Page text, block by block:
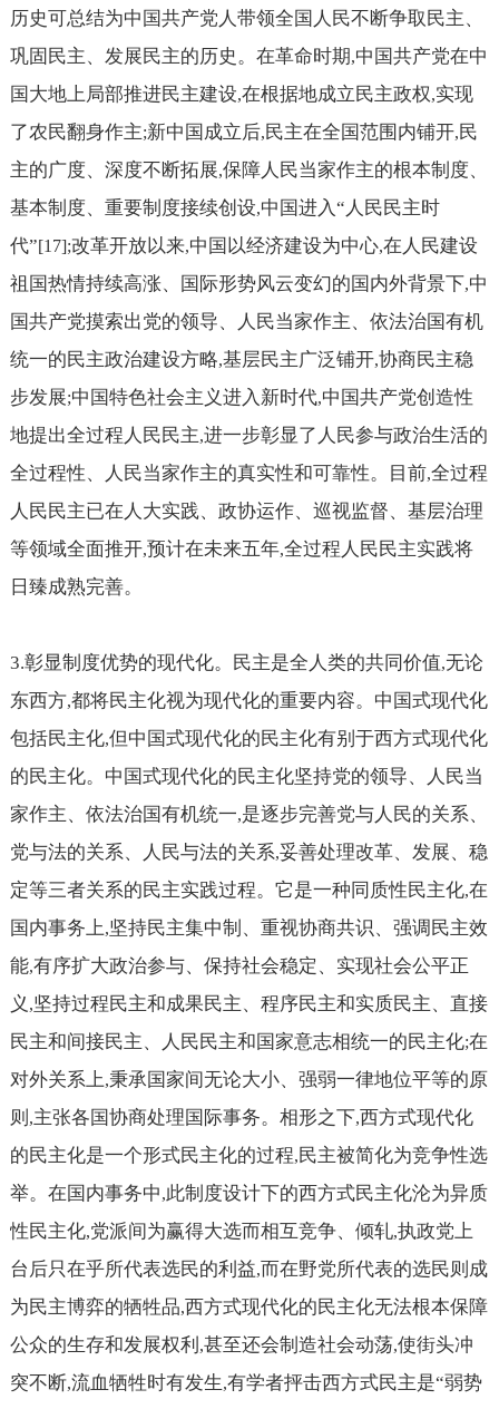
历史可总结为中国共产党人带领全国人民不断争取民主、
巩固民主、发展民主的历史。在革命时期,中国共产党在中
国大地上局部推进民主建设,在根据地成立民主政权,实现
了农民翻身作主;新中国成立后,民主在全国范围内铺开,民
主的广度、深度不断拓展,保障人民当家作主的根本制度、
基本制度、重要制度接续创设,中国进入“人民民主时
代”[17];改革开放以来,中国以经济建设为中心,在人民建设
祖国热情持续高涨、国际形势风云变幻的国内外背景下,中
国共产党摸索出党的领导、人民当家作主、依法治国有机
统一的民主政治建设方略,基层民主广泛铺开,协商民主稳
步发展;中国特色社会主义进入新时代,中国共产党创造性
地提出全过程人民民主,进一步彰显了人民参与政治生活的
全过程性、人民当家作主的真实性和可靠性。目前,全过程
人民民主已在人大实践、政协运作、巡视监督、基层治理
等领域全面推开,预计在未来五年,全过程人民民主实践将
日臻成熟完善。
3.彰显制度优势的现代化。民主是全人类的共同价值,无论
东西方,都将民主化视为现代化的重要内容。中国式现代化
包括民主化,但中国式现代化的民主化有别于西方式现代化
的民主化。中国式现代化的民主化坚持党的领导、人民当
家作主、依法治国有机统一,是逐步完善党与人民的关系、
党与法的关系、人民与法的关系,妥善处理改革、发展、稳
定等三者关系的民主实践过程。它是一种同质性民主化,在
国内事务上,坚持民主集中制、重视协商共识、强调民主效
能,有序扩大政治参与、保持社会稳定、实现社会公平正
义 ,坚持过程民主和成果民主、程序民主和实质民主、直接
民主和间接民主、人民民主和国家意志相统一的民主化;在
对外关系上,秉承国家间无论大小、强弱一律地位平等的原
则 ,主张各国协商处理国际事务。相形之下,西方式现代化
的民主化是一个形式民主化的过程,民主被简化为竞争性选
举。在国内事务中,此制度设计下的西方式民主化沦为异质
性民主化,党派间为赢得大选而相互竞争、倾轧,执政党上
台后只在乎所代表选民的利益,而在野党所代表的选民则成
为民主博弈的牺牲品,西方式现代化的民主化无法根本保障
公众的生存和发展权利 ,甚至还会制造社会动荡,使街头冲
突不断,流血牺牲时有发生,有学者抨击西方式民主是“弱势